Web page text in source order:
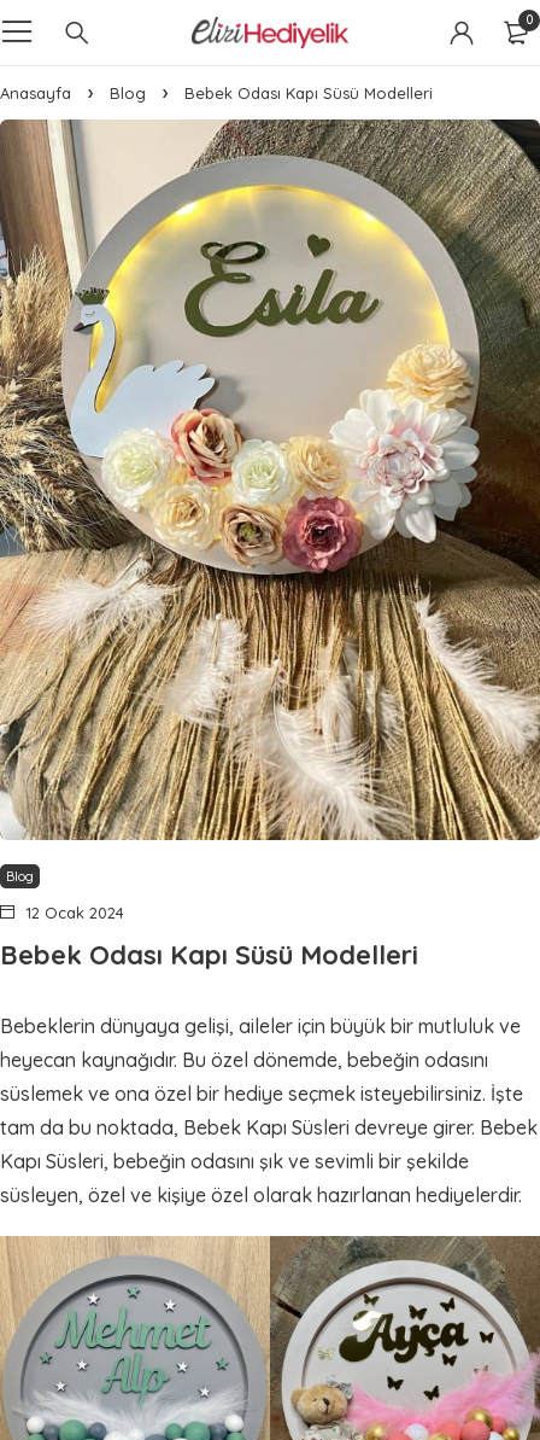
0
Anasayfa Blog Bebek Odası Kapı Süsü Modelleri
Blog
12 Ocak 2024
Bebek Odası Kapı Süsü Modelleri
Bebeklerin dünyaya gelişi, aileler için büyük bir mutluluk ve
heyecan kaynağıdır. Bu özel dönemde, bebeğin odasını
süslemek ve ona özel bir hediye seçmek isteyebilirsiniz. İşte
tam da bu noktada, Bebek Kapı Süsleri devreye girer. Bebek
Kapı Süsleri, bebeğin odasını şık ve sevimli bir şekilde
süsleyen, özel ve kişiye özel olarak hazırlanan hediyelerdir.